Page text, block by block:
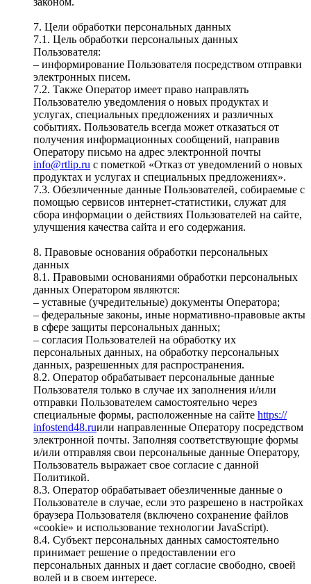
7. Цели обработки персональных данных
7.1. Цель обработки персональных данных
Пользователя:
– информирование Пользователя посредством отправки
электронных писем.
7.2. Также Оператор имеет право направлять
Пользователю уведомления о новых продуктах и
услугах, специальных предложениях и различных
событиях. Пользователь всегда может отказаться от
получения информационных сообщений, направив
Оператору письмо на адрес электронной почты
info@rtlip.ru с пометкой «Отказ от уведомлений о новых
продуктах и услугах и специальных предложениях».
7.3. Обезличенные данные Пользователей, собираемые с
помощью сервисов интернет-статистики, служат для
сбора информации о действиях Пользователей на сайте,
улучшения качества сайта и его содержания.
8. Правовые основания обработки персональных
данных
8.1. Правовыми основаниями обработки персональных
данных Оператором являются:
– уставные (учредительные) документы Оператора;
– федеральные законы, иные нормативно-правовые акты
в сфере защиты персональных данных;
– согласия Пользователей на обработку их
персональных данных, на обработку персональных
данных, разрешенных для распространения.
8.2. Оператор обрабатывает персональные данные
Пользователя только в случае их заполнения и/или
отправки Пользователем самостоятельно через
специальные формы, расположенные на сайте https://
infostend48.ruили направленные Оператору посредством
электронной почты. Заполняя соответствующие формы
и/или отправляя свои персональные данные Оператору,
Пользователь выражает свое согласие с данной
Политикой.
8.3. Оператор обрабатывает обезличенные данные о
Пользователе в случае, если это разрешено в настройках
браузера Пользователя (включено сохранение файлов
«cookie» и использование технологии JavaScript).
8.4. Субъект персональных данных самостоятельно
принимает решение о предоставлении его
персональных данных и дает согласие свободно, своей
волей и в своем интересе.